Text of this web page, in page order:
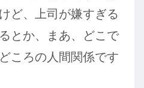
ど、上司が嫌すぎる
とか、まあ、どこで
ころの人間関係です